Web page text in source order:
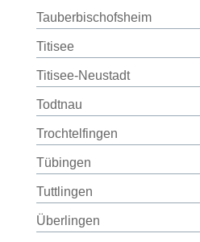
Tauberbischofsheim
Titisee
Titisee-Neustadt
Todtnau
Trochtelfingen
Tübingen
Tuttlingen
Überlingen